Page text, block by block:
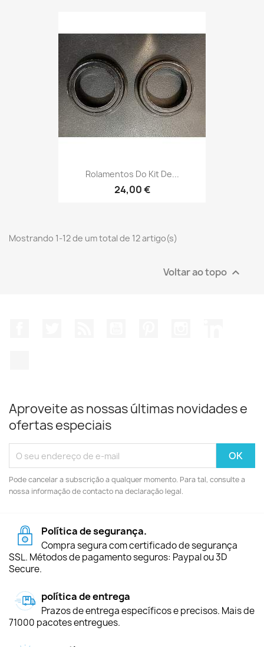
Rolamentos Do Kit De...
24,00 €
Mostrando 1-12 de um total de 12 artigo(s)
Voltar ao topo 
Aproveite as nossas últimas novidades e
ofertas especiais
Pode cancelar a subscrição a qualquer momento. Para tal, consulte a
nossa informação de contacto na declaração legal.
Política de segurança.
Compra segura com certificado de segurança
SSL. Métodos de pagamento seguros: Paypal ou 3D
Secure.
política de entrega
Prazos de entrega específicos e precisos. Mais de
71000 pacotes entregues.